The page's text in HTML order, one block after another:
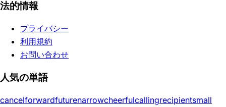
法的情報
プライバシー
利用規約
お問い合わせ
人気の単語
cancelforwardfuturenarrowcheerfulcallingrecipientsmall